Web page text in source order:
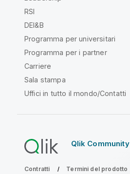
RSI
DEI&B
Programma per universitari
Programma per i partner
Carriere
Sala stampa
Uffici in tutto il mondo/Contatti
Qlik Community
Contratti Termini del prodotto